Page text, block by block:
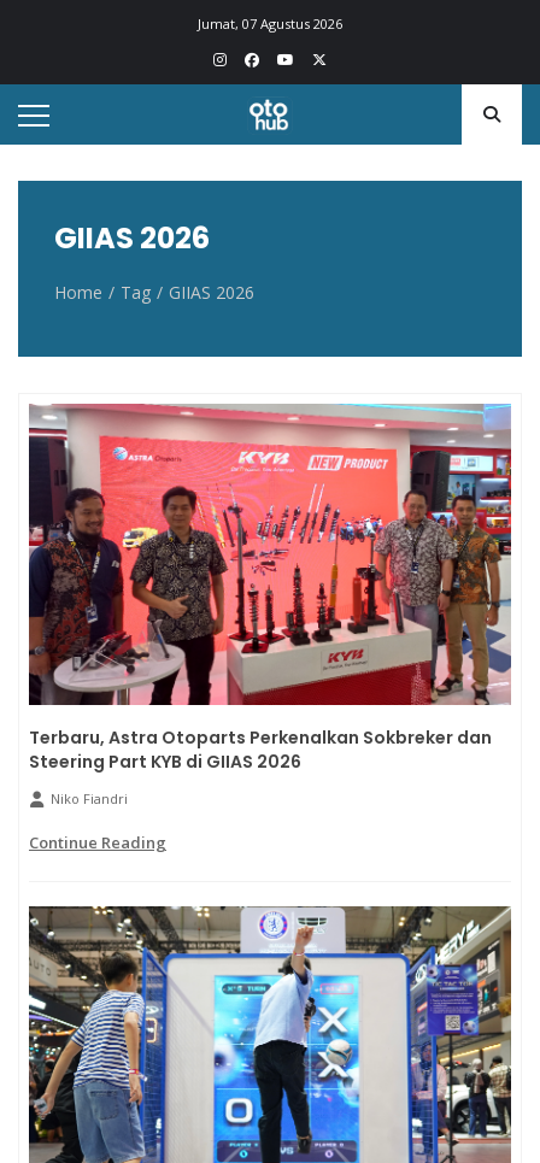
Jumat, 07 Agustus 2026
Otohub.co
Portal berita otomotif Indonesia terkini
GIIAS 2026
Home Tag GIIAS 2026
Terbaru, Astra Otoparts Perkenalkan Sokbreker dan
Steering Part KYB di GIIAS 2026
Niko Fiandri
Continue Reading